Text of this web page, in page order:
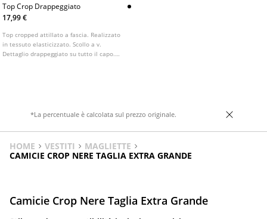
Top Crop Drappeggiato
17,99 €
Top cropped attillato a fascia. Realizzato
in tessuto elasticizzato. Scollo a v.
Dettaglio drappeggiato su tutto il capo.
*La percentuale è calcolata sul prezzo originale.
HOME VESTITI
MAGLIETTE
CAMICIE CROP NERE TAGLIA EXTRA GRANDE
Camicie Crop Nere Taglia Extra Grande